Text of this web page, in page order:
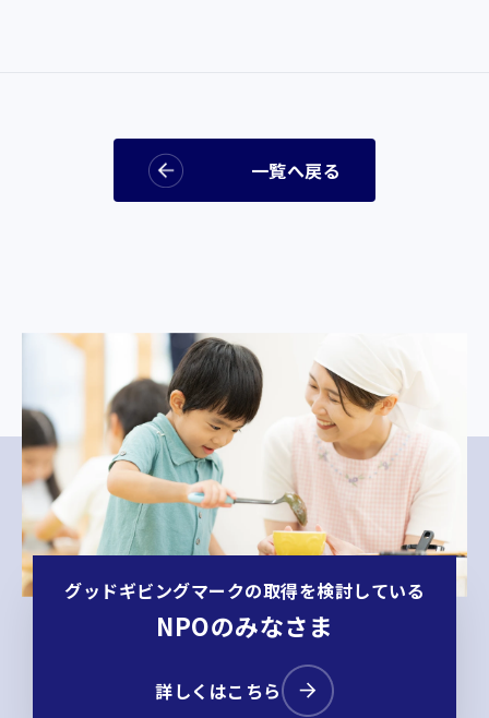
一覧へ戻る
グッドギビングマークの取得を検討している
NPOのみなさま
詳しくはこちら